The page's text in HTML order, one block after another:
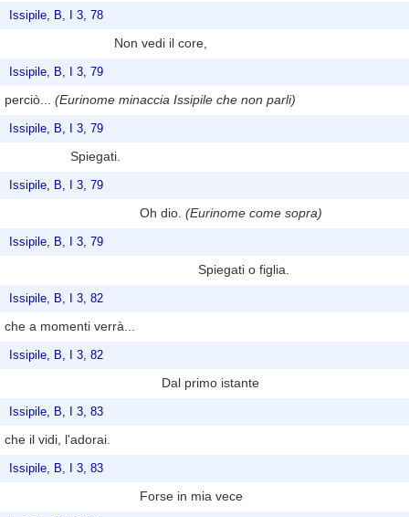
Issipile, B, I 3, 78
Non vedi il core,
Issipile, B, I 3, 79
perciò... (Eurinome minaccia Issipile che non parli)
Issipile, B, I 3, 79
Spiegati.
Issipile, B, I 3, 79
Oh dio. (Eurinome come sopra)
Issipile, B, I 3, 79
Spiegati o figlia.
Issipile, B, I 3, 82
che a momenti verrà...
Issipile, B, I 3, 82
Dal primo istante
Issipile, B, I 3, 83
che il vidi, l'adorai.
Issipile, B, I 3, 83
Forse in mia vece